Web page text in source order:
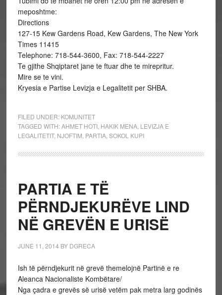
meposhtme:
Directions
127-15 Kew Gardens Road, Kew Gardens, The New York
Times 11415
Telephone: 718-544-3600, Fax: 718-544-2227
Te gjithe Shqiptaret jane te ftuar dhe te mirepritur.
Mire se te vini.
Kryesia e Partise Levizja e Legalitetit per SHBA.
FILED UNDER: KOMUNITET
TAGGED WITH:AHMET HOTI, HAKIK MENA, LEVIZJA E
LEGALITETIT, NJOFTIM PARTIA, SOKOL KUPI
PARTIA E TË
PËRNDJEKURËVE LIND
NË GREVËN E URISË
JUNE 11, 2014 BY DGRECA
Ish të përndjekurit në grevë themelojnë Partinë e re
Aleanca Nacionaliste Kombëtare/
Nga çadra e grevës së urisë vetëm pak metra larg godinës